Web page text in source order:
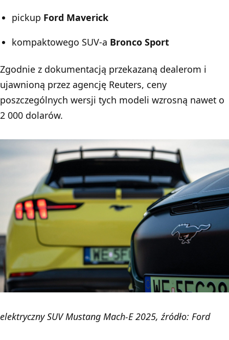
pickup Ford Maverick
kompaktowego SUV-a Bronco Sport
Zgodnie z dokumentacją przekazaną dealerom i
ujawnioną przez agencję Reuters, ceny
poszczególnych wersji tych modeli wzrosną nawet o
2 000 dolarów.
elektryczny SUV Mustang Mach-E 2025, źródło: Ford